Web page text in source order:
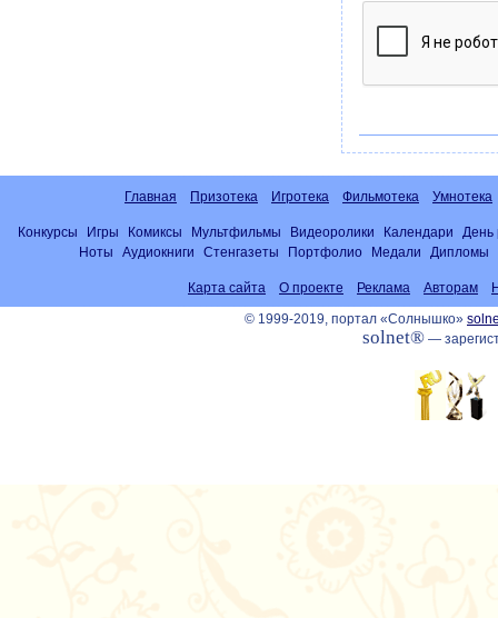
Главная Призотека Игротека Фильмотека Умнотека
Конкурсы Игры Комиксы Мультфильмы Видеоролики Календари
День
Ноты
Аудиокниги Стенгазеты Портфолио Медали Дипломы
Карта сайта О проекте Реклама Авторам
© 1999-2019, портал «Солнышко»
solnet®—